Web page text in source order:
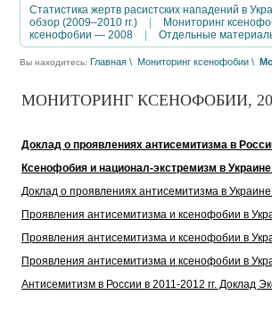
Статистика жертв расистских нападений в
обзор (2009–2010 гг.)
Мониторинг
ксенофобии — 2008
Отдельные
Вы находитесь: Главная \ Мониторинг ксенофобии \
МОНИТОРИНГ КСЕНОФОБИИ,
Доклад о проявлениях антисемитизма в
Ксенофобия и национал-экстремизм в
Доклад о проявлениях антисемитизма в Украине
Проявления антисемитизма и ксенофобии в
Проявления антисемитизма и ксенофобии в
Проявления антисемитизма и ксенофобии в
Антисемитизм в России в 2011-2012 гг. Доклад